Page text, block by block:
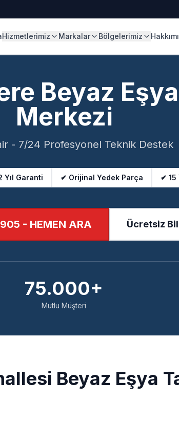
Hizmetlerimiz Markalar Bölgelerimiz
Beyaz
Merkezi
- 7/24 Profesyonel Teknik Destek
Yıl Garanti ✔ Orijinal Yedek Parça ✔ 15
- HEMEN ARA Ücretsiz
75.000+
Mutlu Müşteri
Beyaz Eşya